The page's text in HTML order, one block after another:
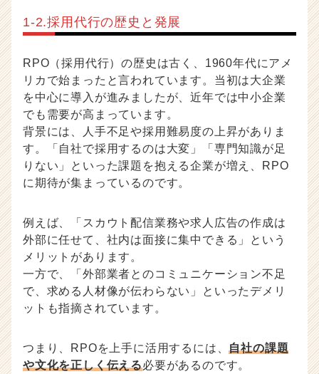
1-2.採用代行の歴史と発展
RPO（採用代行）の歴史は古く、1960年代にアメ
リカで始まったと言われています。当初は大企業
を中心に導入が進みましたが、近年では中小企業
でも需要が高まっています。
背景には、人手不足や採用難易度の上昇がありま
す。「自社で採用するのは大変」「専門知識が足
りない」といった課題を抱える企業が増え、RPO
に期待が集まっているのです。
例えば、「スカウト配信業務や求人広告の作成は
外部に任せて、社内は面接に集中できる」という
メリットがあります。
一方で、「外部業者とのコミュニケーション不足
で、求める人材像が伝わらない」といったデメリ
ットも指摘されています。
つまり、RPOを上手に活用するには、自社の課題
や文化を正しく伝える必要があるのです。